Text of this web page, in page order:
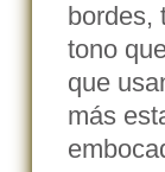
bordes,
tono
que
más